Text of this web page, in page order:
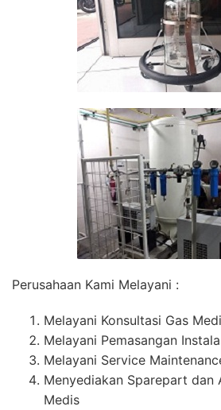
Perusahaan Kami Melayani :
Melayani Konsultasi Gas
Melayani Pemasangan
Melayani Service
Menyediakan Sparepart dan
Medis